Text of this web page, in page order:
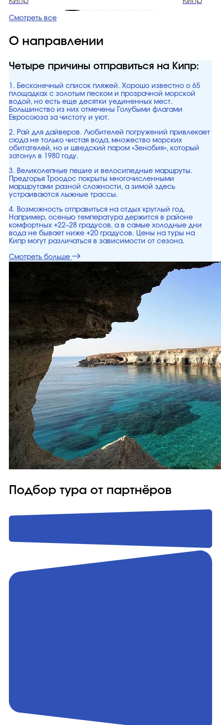
Смотреть все
О направлении
Четыре причины отправиться на Кипр:
1. Бесконечный список пляжей. Хорошо известно о 65
площадках с золотым песком и прозрачной морской
водой, но есть еще десятки уединенных мест.
Большинство из них отмечены Голубыми флагами
Евросоюза за чистоту и уют.
2. Рай для дайверов. Любителей погружений привлекает
сюда не только чистая вода, множество морских
обитателей, но и шведский паром «Зенобия», который
затонул в 1980 году.
3. Великолепные пешие и велосипедные маршруты.
Предгорья Троодос покрыты многочисленными
маршрутами разной сложности, а зимой здесь
устраиваются лыжные трассы.
4. Возможность отправиться на отдых круглый год.
Например, осенью температура держится в районе
комфортных +22–28 градусов, а в самые холодные дни
вода не бывает ниже +20 градусов. Цены на туры на
Кипр могут различаться в зависимости от сезона.
Смотреть больше
Подбор тура от партнёров